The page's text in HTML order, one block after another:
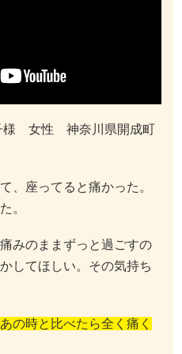
様 女性 神奈川県開成町
、座ってると痛かった。
。
みのままずっと過ごすの
してほしい。その気持ち
の時と比べたら全く痛く